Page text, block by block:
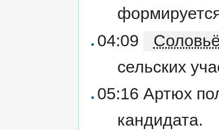
04:09
сельских
05:16 Артюх
кандидата.